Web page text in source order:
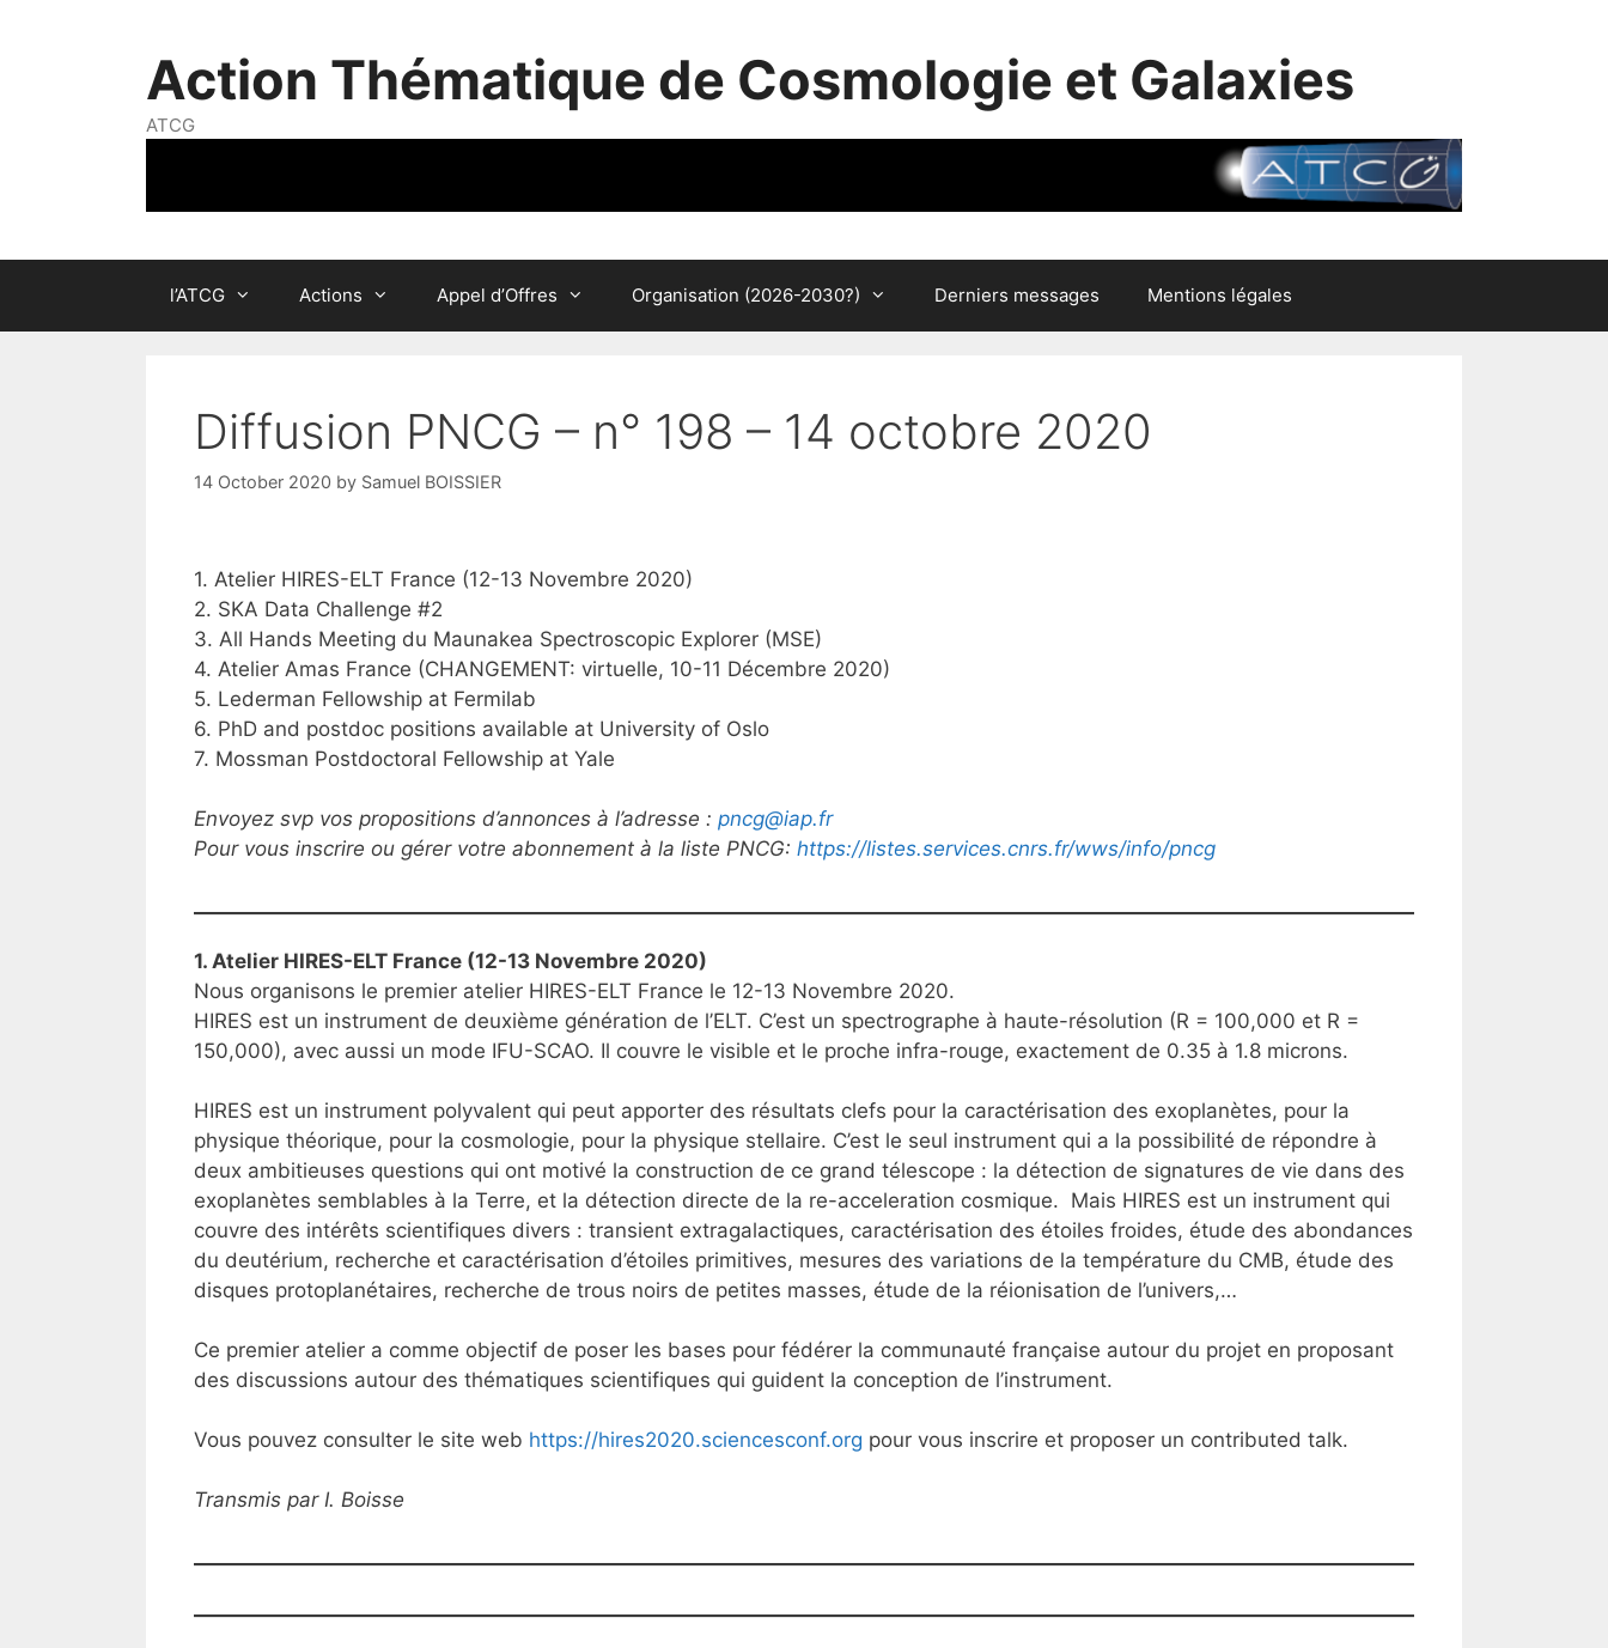
Action Thématique de Cosmologie et Galaxies
ATCG
l’ATCG Actions Appel d’Offres Organisation (2026-2030?) Derniers messages Mentions légales
Diffusion PNCG – n° 198 – 14 octobre 2020
14 October 2020 by Samuel BOISSIER
1. Atelier HIRES-ELT France (12-13 Novembre 2020)
2. SKA Data Challenge #2
3. All Hands Meeting du Maunakea Spectroscopic Explorer (MSE)
4. Atelier Amas France (CHANGEMENT: virtuelle, 10-11 Décembre 2020)
5. Lederman Fellowship at Fermilab
6. PhD and postdoc positions available at University of Oslo
7. Mossman Postdoctoral Fellowship at Yale
Envoyez svp vos propositions d’annonces à l’adresse : pncg@iap.fr
Pour vous inscrire ou gérer votre abonnement à la liste PNCG: https://listes.services.cnrs.fr/wws/info/pncg
1. Atelier HIRES-ELT France (12-13 Novembre 2020)
Nous organisons le premier atelier HIRES-ELT France le 12-13 Novembre 2020.
HIRES est un instrument de deuxième génération de l’ELT. C’est un spectrographe à haute-résolution (R = 100,000 et R =
150,000), avec aussi un mode IFU-SCAO. Il couvre le visible et le proche infra-rouge, exactement de 0.35 à 1.8 microns.
HIRES est un instrument polyvalent qui peut apporter des résultats clefs pour la caractérisation des exoplanètes, pour la
physique théorique, pour la cosmologie, pour la physique stellaire. C’est le seul instrument qui a la possibilité de répondre à
deux ambitieuses questions qui ont motivé la construction de ce grand télescope : la détection de signatures de vie dans des
exoplanètes semblables à la Terre, et la détection directe de la re-acceleration cosmique. Mais HIRES est un instrument qui
couvre des intérêts scientifiques divers : transient extragalactiques, caractérisation des étoiles froides, étude des abondances
du deutérium, recherche et caractérisation d’étoiles primitives, mesures des variations de la température du CMB, étude des
disques protoplanétaires, recherche de trous noirs de petites masses, étude de la réionisation de l’univers,…
Ce premier atelier a comme objectif de poser les bases pour fédérer la communauté française autour du projet en proposant
des discussions autour des thématiques scientifiques qui guident la conception de l’instrument.
Vous pouvez consulter le site web https://hires2020.sciencesconf.org pour vous inscrire et proposer un contributed talk.
Transmis par I. Boisse